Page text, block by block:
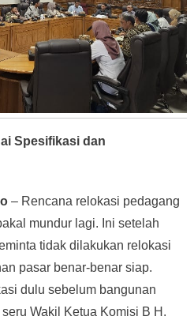
Spesifikasi dan
– Rencana relokasi pedagang
mundur lagi. Ini setelah
tidak dilakukan relokasi
pasar benar-benar siap.
dulu sebelum bangunan
Wakil Ketua Komisi B H.